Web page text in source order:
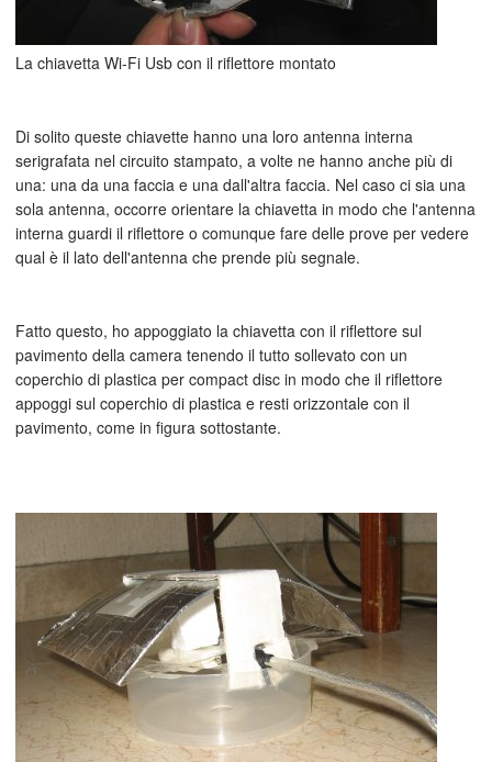
La chiavetta Wi-Fi Usb con il riflettore montato
Di solito queste chiavette hanno una loro antenna interna
serigrafata nel circuito stampato, a volte ne hanno anche più di
una: una da una faccia e una dall'altra faccia. Nel caso ci sia una
sola antenna, occorre orientare la chiavetta in modo che l'antenna
interna guardi il riflettore o comunque fare delle prove per vedere
qual è il lato dell'antenna che prende più segnale.
Fatto questo, ho appoggiato la chiavetta con il riflettore sul
pavimento della camera tenendo il tutto sollevato con un
coperchio di plastica per compact disc in modo che il riflettore
appoggi sul coperchio di plastica e resti orizzontale con il
pavimento, come in figura sottostante.